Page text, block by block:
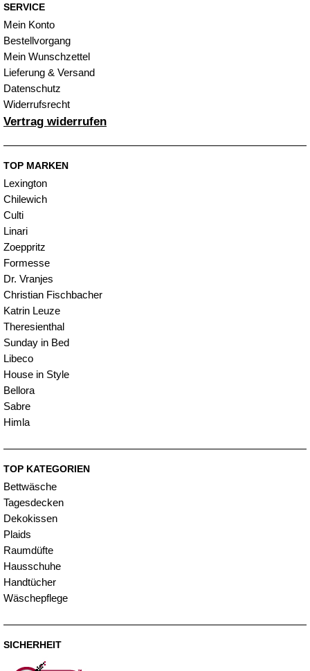
SERVICE
Mein Konto
Bestellvorgang
Mein Wunschzettel
Lieferung & Versand
Datenschutz
Widerrufsrecht
Vertrag widerrufen
TOP MARKEN
Lexington
Chilewich
Culti
Linari
Zoeppritz
Formesse
Dr. Vranjes
Christian Fischbacher
Katrin Leuze
Theresienthal
Sunday in Bed
Libeco
House in Style
Bellora
Sabre
Himla
TOP KATEGORIEN
Bettwäsche
Tagesdecken
Dekokissen
Plaids
Raumdüfte
Hausschuhe
Handtücher
Wäschepflege
SICHERHEIT